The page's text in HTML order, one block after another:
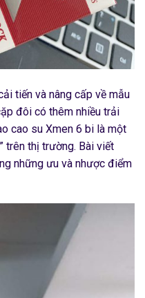
tiến và nâng cấp về mẫu
đôi có thêm nhiều trải
cao su Xmen 6 bi là một
trên thị trường. Bài viết
những ưu và nhược điểm